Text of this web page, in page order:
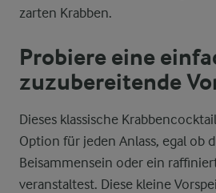
zarten Krabben.
Probiere eine
zuzubereitende
Dieses klassische
Option für jeden Anlass, egal ob
Beisammensein oder ein
veranstaltest. Diese kleine